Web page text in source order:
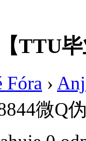
TTU
Fóra ›
微Q